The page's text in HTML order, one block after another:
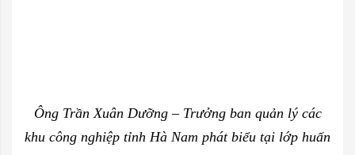
Ông Trần Xuân Dưỡng – Trưởng ban quản lý các
khu công nghiệp tỉnh Hà Nam phát biểu tại lớp huấn